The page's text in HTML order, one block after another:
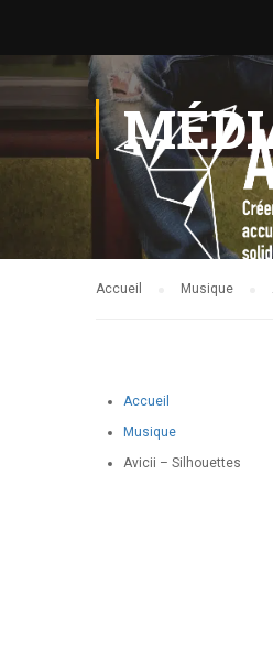
Accueil Musique
Accueil
Musique
Avicii – Silhouettes